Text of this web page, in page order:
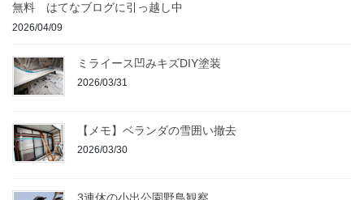
無料 はてなブログに引っ越し中
2026/04/09
ミライース凹みキズDIY塗装
2026/03/31
【メモ】ベランダの雪囲い撤去
2026/03/30
3連休の小出公園野鳥観察